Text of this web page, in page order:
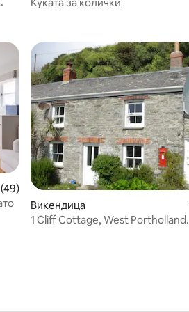
оцена: 5,0 од 5, 49 рецензии
Викендица
1 Cliff Cottage, West Portholland.